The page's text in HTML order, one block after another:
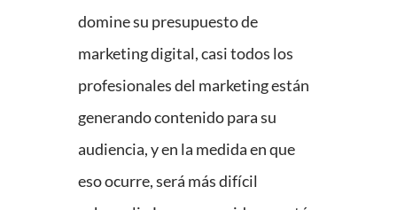
domine su presupuesto de
marketing digital, casi todos los
profesionales del marketing están
generando contenido para su
audiencia, y en la medida en que
eso ocurre, será más difícil